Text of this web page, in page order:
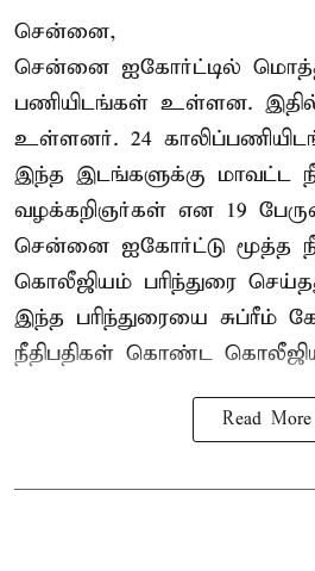
சென்னை,
சென்னை ஐகோர்ட்டில்
பணியிடங்கள் உள்ளன. இதில்
உள்ளனர். 24
இந்த இடங்களுக்கு மாவட்ட
வழக்கறிஞர்கள் என 19
சென்னை ஐகோர்ட்டு மூத்த
கொலீஜியம் பரிந்துரை
இந்த பரிந்துரையை சுப்ரீம்
நீதிபதிகள் கொண்ட
Read More